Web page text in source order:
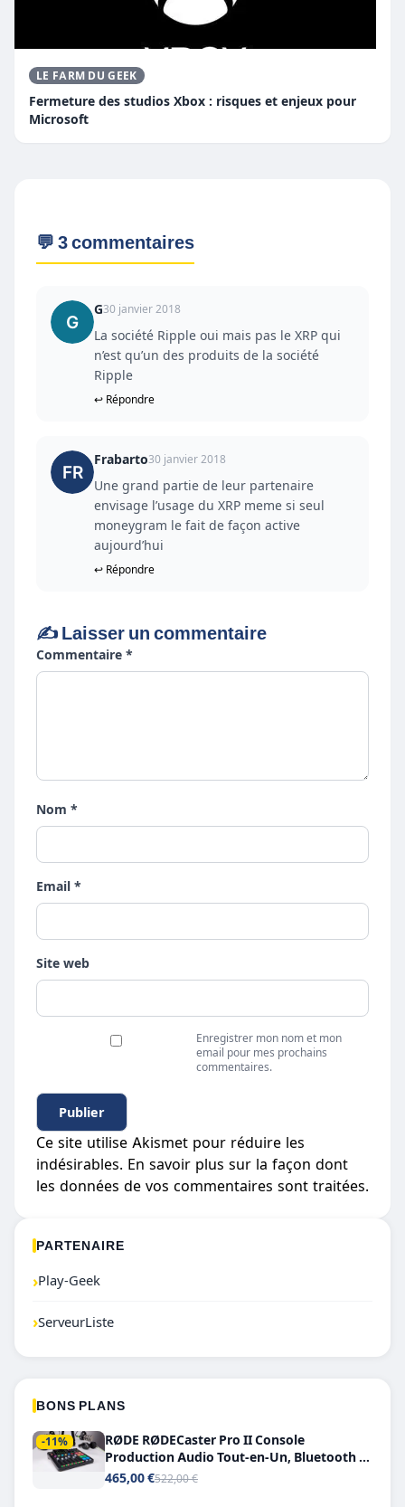
LE FARM DU GEEK
Fermeture des studios Xbox : risques et enjeux pour
Microsoft
💬 3 commentaires
G30 janvier 2018
La société Ripple oui mais pas le XRP qui
n’est qu’un des produits de la société
Ripple
↩ Répondre
Frabarto30 janvier 2018
Une grand partie de leur partenaire
envisage l’usage du XRP meme si seul
moneygram le fait de façon active
aujourd’hui
↩ Répondre
✍️ Laisser un commentaire
Commentaire *
Nom *
Email *
Site web
Enregistrer mon nom et mon
email pour mes prochains
commentaires.
Ce site utilise Akismet pour réduire les
indésirables. En savoir plus sur la façon dont
les données de vos commentaires sont traitées.
PARTENAIRE
›Play-Geek
›ServeurListe
BONS PLANS
-11%
RØDE RØDECaster Pro II Console
Production Audio Tout-en-Un, Bluetooth et
Double USB-C
465,00 €522,00 €